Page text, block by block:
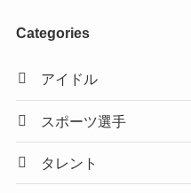
Categories
アイドル
スポーツ選手
タレント